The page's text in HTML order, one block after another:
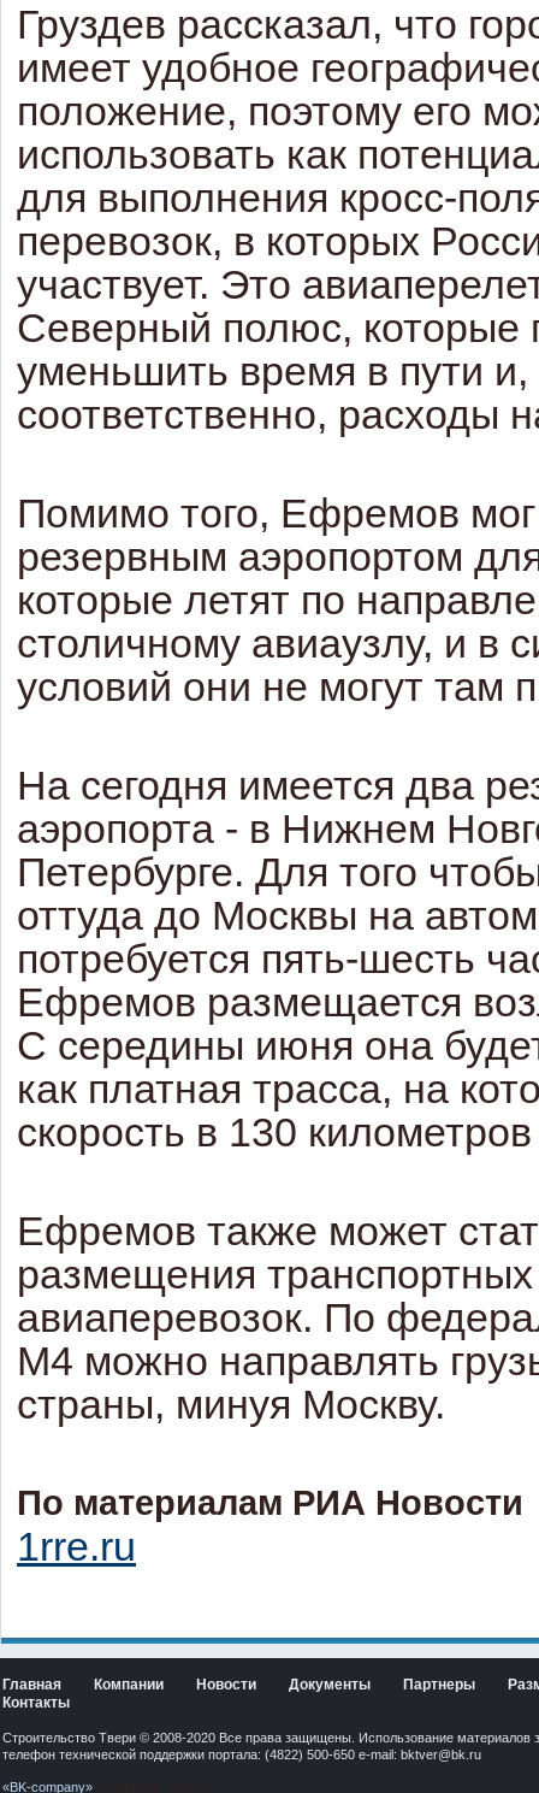
Груздев рассказал, что
имеет удобное
положение, поэтому его
использовать как
для выполнения кросс-
перевозок, в которых
участвует. Это
Северный полюс, которые
уменьшить время в пути и,
соответственно, расходы
Помимо того, Ефремов
резервным аэропортом
которые летят по
столичному авиаузлу, и в
условий они не могут там
На сегодня имеется два
аэропорта - в Нижнем
Петербурге. Для того
оттуда до Москвы на
потребуется пять-шесть
Ефремов размещается
С середины июня она
как платная трасса, на
скорость в 130
Ефремов также может
размещения транспортных
авиаперевозок. По
М4 можно направлять
страны, минуя Москву.
По материалам РИА Новости
1rre.ru
Главная Компании Новости Документы Партнеры
Контакты
Строительство Твери © 2008-2020 Все права защищены. Использование материалов
телефон технической поддержки портала: (4822) 500-650 e-mail: bktver@bk.ru
«BK-company»